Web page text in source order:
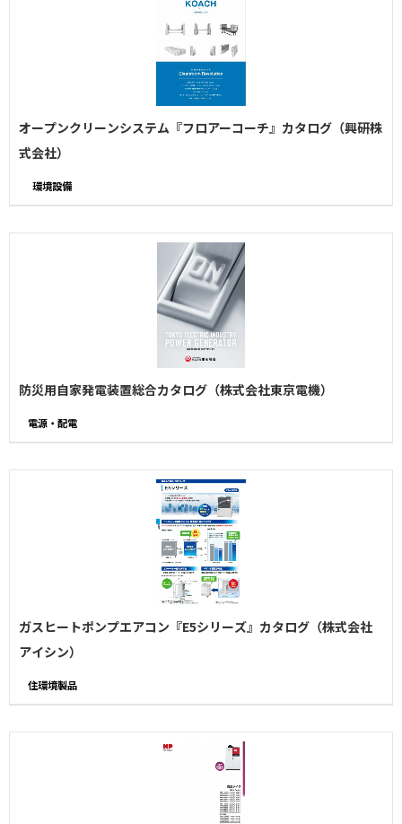
オープンクリーンシステム『フロアーコーチ』カタログ（興研株
式会社）
環境設備
防災用自家発電装置総合カタログ（株式会社東京電機）
電源・配電
ガスヒートポンプエアコン『E5シリーズ』カタログ（株式会社
アイシン）
住環境製品